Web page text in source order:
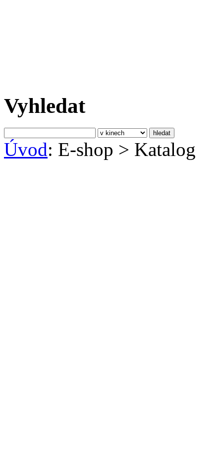
Vyhledat
Úvod: E-shop > Katalog